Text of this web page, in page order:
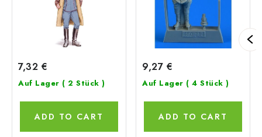
7,32 €
Auf Lager ( 2 Stück )
ADD TO CART
9,27 €
Auf Lager ( 4 Stück )
ADD TO CART